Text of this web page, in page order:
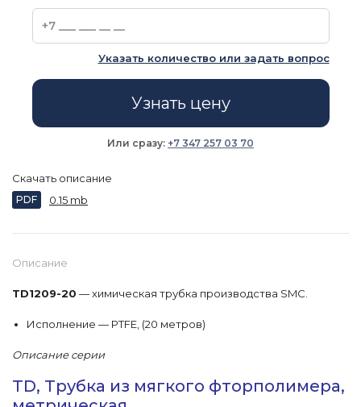
Описание
TD1209-20 — химическая трубка производства SMC.
Исполнение — PTFE, (20 метров)
Описание серии
TD, Трубка из мягкого фторполимера,
Указать количество или задать вопрос
Узнать цену
Или сразу: +7 347 257 03 70
Скачать описание
PDF 0.15 mb